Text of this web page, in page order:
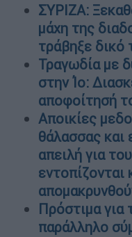
ΣΥΡΙΖΑ:
μάχη της
τράβηξε δικό
Τραγωδία με
στην Ίο:
αποφοίτησή
Αποικίες
θάλασσας και
απειλή για
εντοπίζονται
Πρόστιμα για
παράλληλο